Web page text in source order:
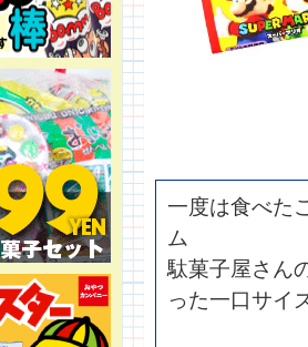
一度は食べた
ム
駄菓子屋さん
った一口サイ